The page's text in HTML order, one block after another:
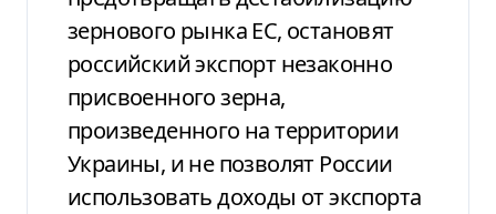
зернового рынка ЕС, остановят
российский экспорт незаконно
присвоенного зерна,
произведенного на территории
Украины, и не позволят России
использовать доходы от экспорта